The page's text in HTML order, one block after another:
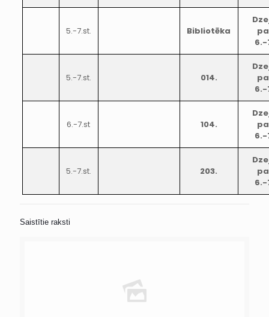
5.-7.st. Bibliotēka
6.-
5.-7.st. 014.
6.-
6.-7.st 104.
6.-
5.-7.st. 203.
6.-
Saistītie raksti